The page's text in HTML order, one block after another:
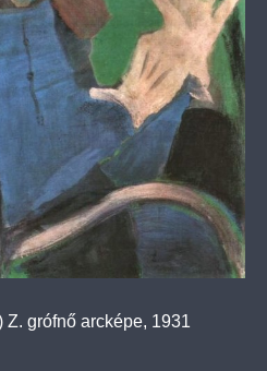
Z. grófnő arcképe, 1931